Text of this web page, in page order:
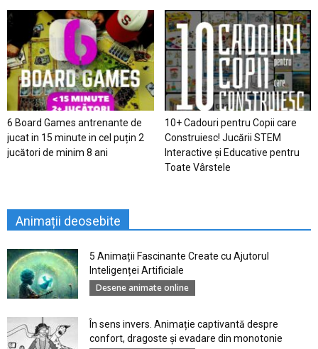
6 Board Games antrenante de
jucat in 15 minute in cel puțin 2
jucători de minim 8 ani
10+ Cadouri pentru Copii care
Construiesc! Jucării STEM
Interactive și Educative pentru
Toate Vârstele
Animații deosebite
5 Animații Fascinante Create cu Ajutorul
Inteligenței Artificiale
Desene animate online
În sens invers. Animație captivantă despre
confort, dragoste și evadare din monotonie